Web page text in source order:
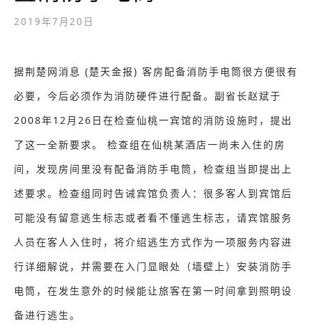
2019年7月20日
据荆楚网消息 (楚天金报) 客房配备消防手电筒很方便很有
必要，今后必须作为消防硬件进行配备。副省长赵斌于
2008年12月26日在检查仙桃一宾馆的消防设施时，提出
了这一全新要求。 检查组在仙桃某酒店一尚未入住的房
间，发现房间里没有配备消防手电筒，检查组当即提出上
述要求。检查组同时告诫宾馆负责人：很多客人到宾馆后
可能没有留意逃生标志或者看不懂逃生标志，请宾馆服务
人员在客人入住时，将介绍逃生方式作为一项服务内容进
行详细解说，并需要在入门显眼处（墙壁上）安装消防手
电筒，在发生意外的时候能让旅客在第一时间拿到照明设
备进行逃生。